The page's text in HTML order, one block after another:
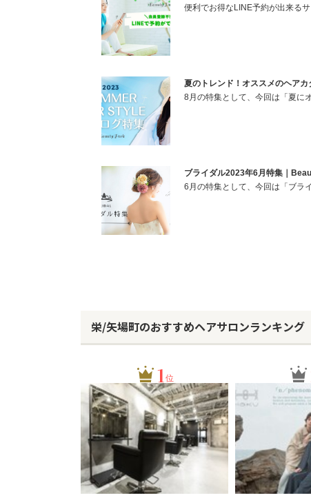
便利でお得なLINE予約が出来る
夏のトレンド！オススメのヘア
8月の特集として、今回は「夏に
ブライダル2023年6月特集｜
6月の特集として、今回は「ブラ
栄/矢場町のおすすめヘアサロンランキング
1位